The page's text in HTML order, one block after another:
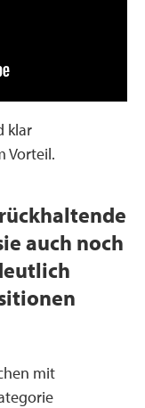
klar
Vorteil.
auch noch
mit